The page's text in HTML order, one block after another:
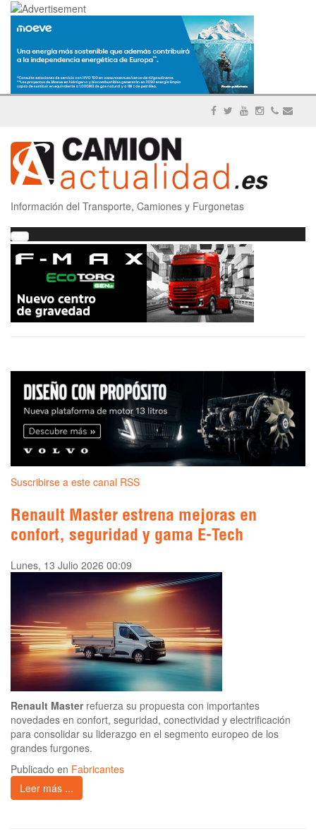
Información del Transporte, Camiones y Furgonetas
Suscribirse a este canal RSS
Renault Master estrena mejoras en
confort, seguridad y gama E-Tech
Lunes, 13 Julio 2026 00:09
Renault Masterrefuerza su propuesta con importantes
novedades en confort, seguridad, conectividad y electrificación
para consolidar su liderazgo en el segmento europeo de los
grandes furgones.
Publicado en Fabricantes
Leer más ...